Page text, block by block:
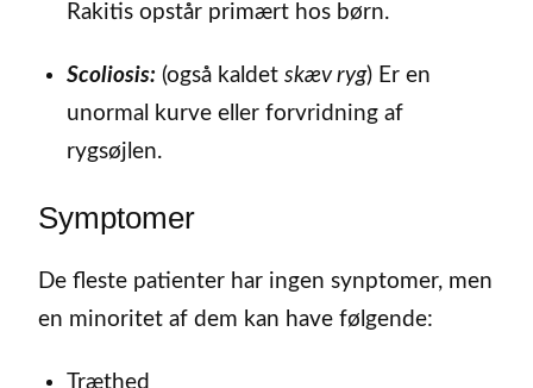
Rakitis opstår primært hos børn.
Scoliosis: (også kaldet skæv ryg) Er en
unormal kurve eller forvridning af
rygsøjlen.
Symptomer
De fleste patienter har ingen synptomer, men
en minoritet af dem kan have følgende:
Træthed